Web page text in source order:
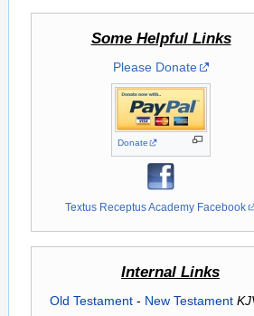
Some Helpful Links
Please Donate
Donate
Textus Receptus Academy Facebook
Internal Links
Old Testament- New Testament